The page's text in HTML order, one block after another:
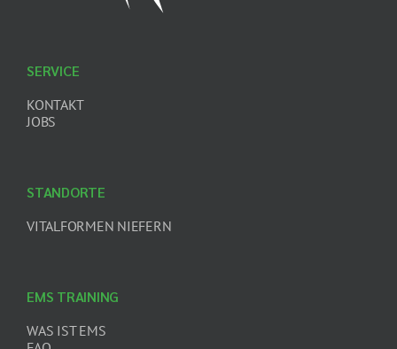
EMS TRAINING
WAS IST EMS
SERVICE
KONTAKT
JOBS
STANDORTE
VITALFORMEN NIEFERN